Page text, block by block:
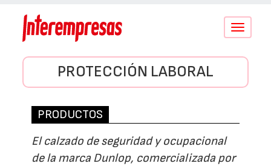
Conmutar
PROTECCIÓN LABORAL
PRODUCTOS
El calzado de seguridad y ocupacional
de la marca Dunlop, comercializada por